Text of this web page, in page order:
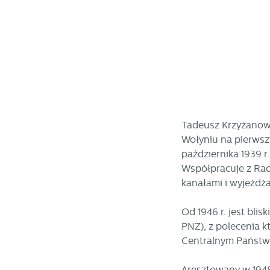
Tadeusz
Wołyniu na
października 1939
Współpracuje z
kanałami i
Od 1946 r. jest
PNZ), z polecenia
Centralnym
i